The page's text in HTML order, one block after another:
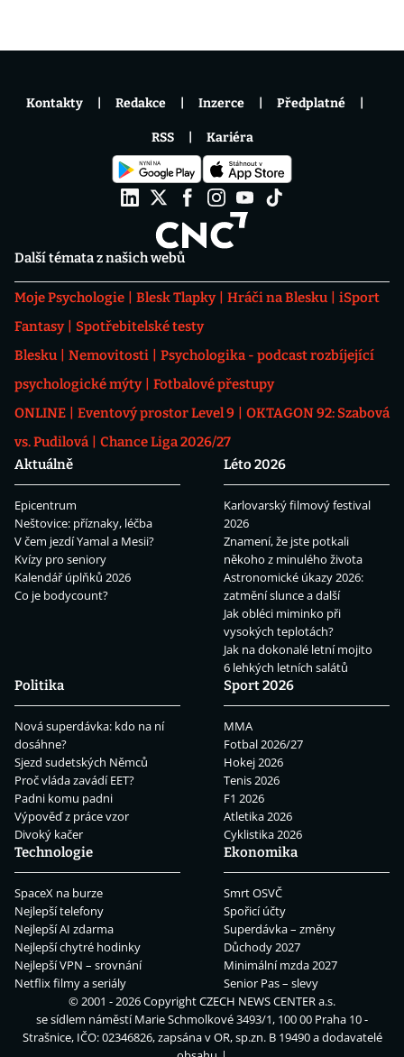
Další témata z našich webů
Moje Psychologie Blesk Tlapky Hráči na Blesku
iSport
Fantasy
Spotřebitelské testy
Blesku
Nemovitosti
Psychologika - podcast rozbíjející
psychologické mýty
Fotbalové přestupy
ONLINE
Eventový prostor Level 9
OKTAGON 92: Szabová
vs. Pudilová
Chance Liga 2026/27
Aktuálně
Epicentrum
Neštovice: příznaky, léčba
V čem jezdí Yamal a Mesii?
Kvízy pro seniory
Kalendář úplňků 2026
Co je bodycount?
Léto 2026
Karlovarský filmový festival
2026
Znamení, že jste potkali
někoho z minulého života
Astronomické úkazy 2026:
zatmění slunce a další
Jak obléci miminko při
vysokých teplotách?
Jak na dokonalé letní mojito
6 lehkých letních salátů
Politika
Nová superdávka: kdo na ní
dosáhne?
Sjezd sudetských Němců
Proč vláda zavádí EET?
Padni komu padni
Výpověď z práce vzor
Divoký kačer
Sport 2026
MMA
Fotbal 2026/27
Hokej 2026
Tenis 2026
F1 2026
Atletika 2026
Cyklistika 2026
Technologie
SpaceX na burze
Nejlepší telefony
Nejlepší AI zdarma
Nejlepší chytré hodinky
Nejlepší VPN – srovnání
Netflix filmy a seriály
Ekonomika
Smrt OSVČ
Spořicí účty
Superdávka – změny
Důchody 2027
Minimální mzda 2027
Senior Pas – slevy
Kontakty Redakce Inzerce Předplatné
RSS Kariéra
© 2001 - 2026 CopyrightCZECH NEWS CENTER a.s.
se sídlem náměstí Marie Schmolkové 3493/1, 100 00 Praha 10 -
Strašnice, IČO: 02346826, zapsána v OR, sp.zn. B 19490 a dodavatelé